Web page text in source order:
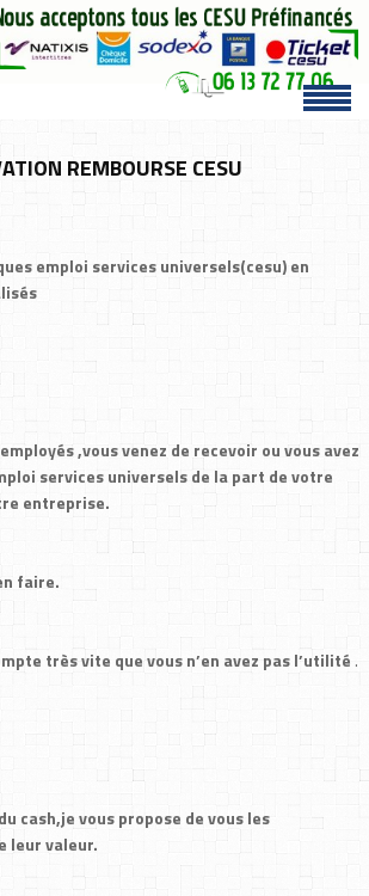
REMBOURSE CESU
emploi services universels(cesu) en
,vous venez de recevoir ou vous avez
services universels de la part de votre
entreprise.
faire.
trèsvite quevousn’en avez pas l’utilité .
cash,je vous propose de vous les
leur valeur.